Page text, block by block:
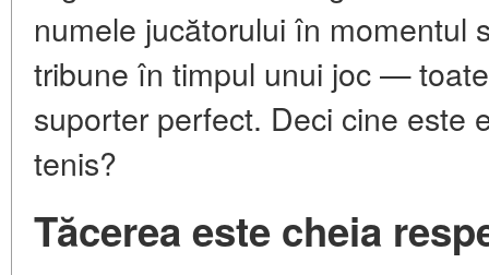
numele jucătorului în momentul
tribune în timpul unui joc —
suporter perfect. Deci cine este
tenis?
Tăcerea este cheia